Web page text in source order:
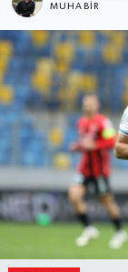
MUHABIR
Haber Arşivi